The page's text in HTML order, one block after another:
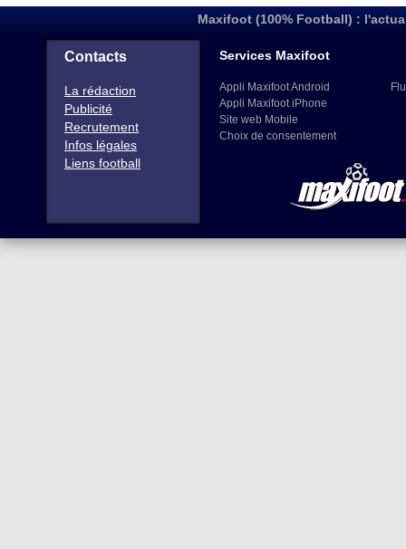
Maxifoot (100% Football) :
Contacts
La rédaction
Publicité
Recrutement
Infos légales
Liens football
Services Maxifoot
Appli Maxifoot Android
Appli Maxifoot iPhone
Site web Mobile
Choix de consentement